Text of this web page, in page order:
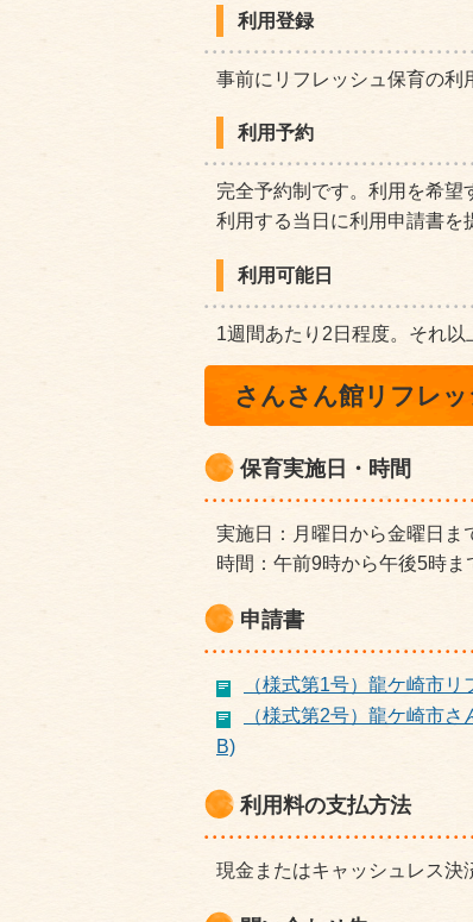
利用登録
事前にリフレッシュ保育の利
利用予約
完全予約制です。利用を希望
利用する当日に利用申請書を
利用可能日
1週間あたり2日程度。それ以
さんさん館リフレ
保育実施日・時間
実施日：月曜日から金曜日ま
時間：午前9時から午後5時ま
申請書
（様式第1号）龍ケ崎市
（様式第2号）龍ケ崎市
B)
利用料の支払方法
現金またはキャッシュレス決